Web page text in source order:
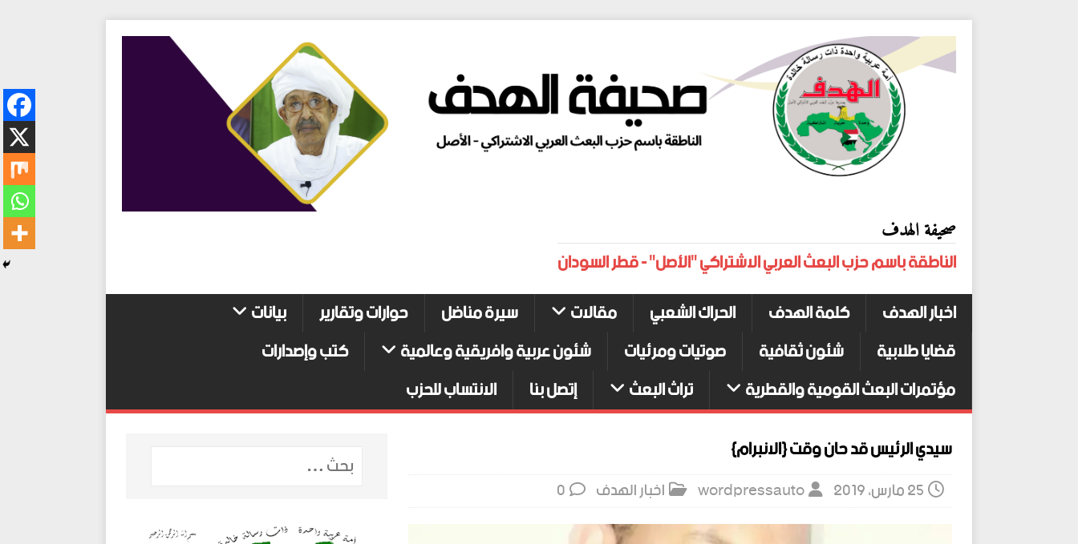
صحيفة الهدف
الناطقة باسم حزب البعث العربي الاشتراكي "الأصل" - قطر السودان
اخبار الهدف
كلمة الهدف الحراك الشعبي مقالات سيرة مناضل حوارات وتقارير
بيانات
قضايا طلابية
شئون ثقافية صوتيات ومرئيات شئون عربية وافريقية وعالمية
كتب وإصدارات
مؤتمرات البعث القومية والقطرية
تراث البعث إتصل بنا
الانتساب للحزب
سيدي الرئيس قد حان وقت {الانبرام}
25 مارس، 2019 wordpressauto اخبار الهدف 0